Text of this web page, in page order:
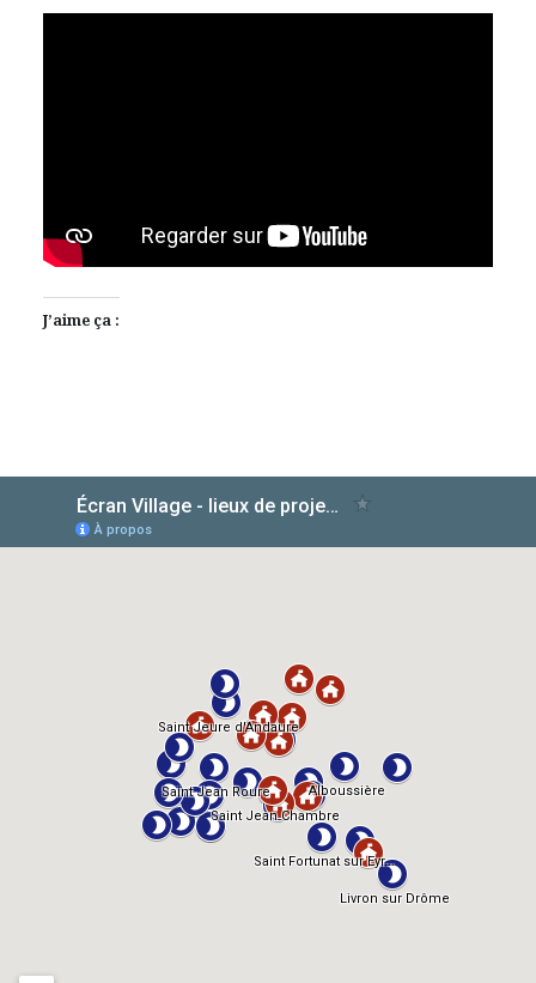
J’aime ça :
AlloCiné